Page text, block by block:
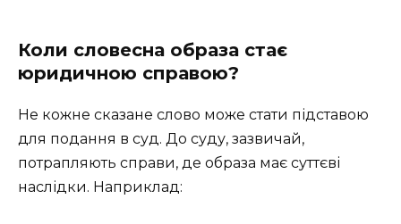
Коли словесна образа стає
юридичною справою?
Не кожне сказане слово може стати підставою
для подання в суд. До суду, зазвичай,
потрапляють справи, де образа має суттєві
наслідки. Наприклад: